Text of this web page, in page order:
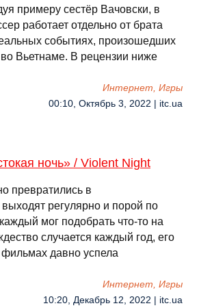
примеру сестёр Вачовски, в
работает отдельно от брата
событиях, произошедших
Вьетнаме. В рецензии ниже
Интернет, Игры
00:10, Октябрь 3, 2022 | itc.ua
ночь» / Violent Night
превратились в
регулярно и порой по
мог подобрать что-то на
случается каждый год, его
давно успела
Интернет, Игры
10:20, Декабрь 12, 2022 | itc.ua